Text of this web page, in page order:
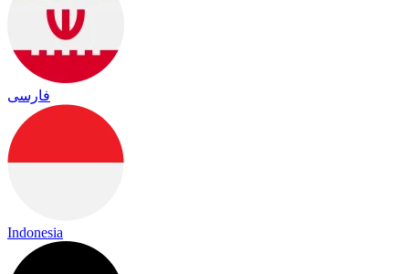
فارسی
Indonesia